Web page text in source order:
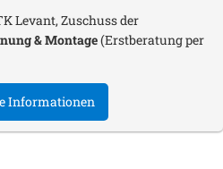
Levant, Zuschuss der
& Montage(Erstberatung per
Informationen